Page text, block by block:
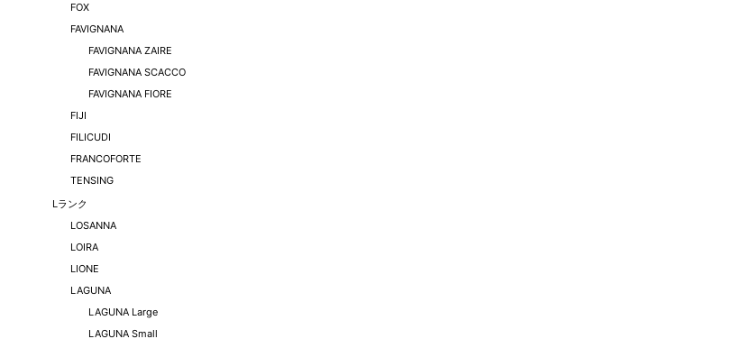
FOX
FAVIGNANA
FAVIGNANA ZAIRE
FAVIGNANA SCACCO
FAVIGNANA FIORE
FIJI
FILICUDI
FRANCOFORTE
TENSING
Lランク
LOSANNA
LOIRA
LIONE
LAGUNA
LAGUNA Large
LAGUNA Small